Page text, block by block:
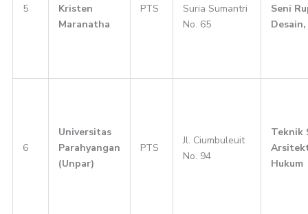
5
Kristen
Maranatha
PTS
Suria Sumantri
No. 65
Seni
6
Universitas
Parahyangan
(Unpar)
PTS
Jl. Ciumbuleuit
No. 94
Teknik
Hukum